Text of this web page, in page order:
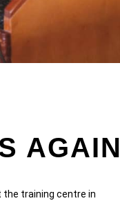
AGAIN
the training centre in